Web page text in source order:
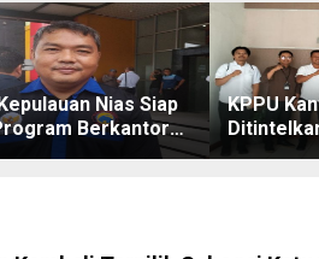
Nias Siap
Berkantor
Nasution
KPPU
Awasi